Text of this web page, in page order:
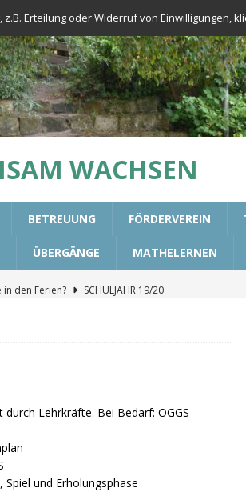
WACHSEN
BETREUUNG FÖRDERVEREIN
ÜBERGÄNGE MATHELERNEN
den Ferien?
Bei Bedarf: OGGS –
und Erholungsphase
Erteilung oder Widerruf von Einwilligungen,